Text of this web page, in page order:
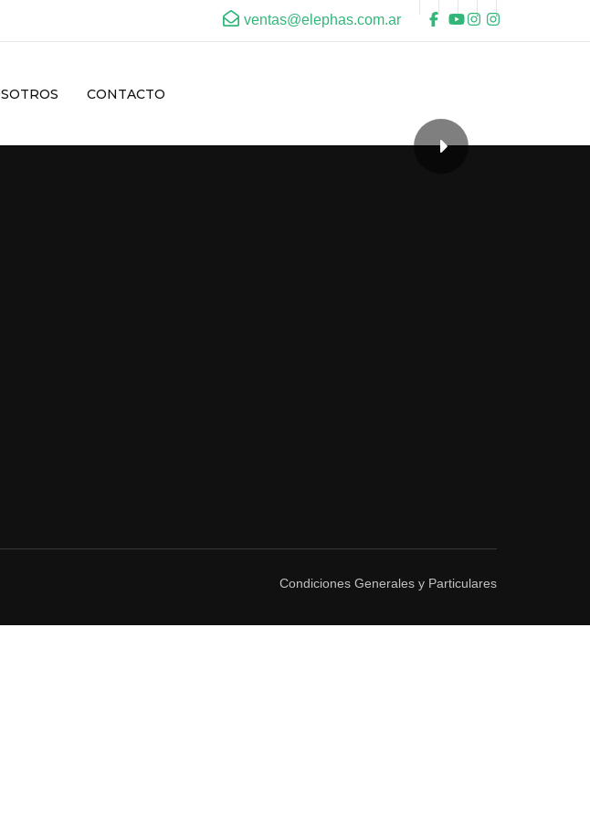
ventas@elephas.com.ar
CONTACTO
Condiciones Generales y Particulares